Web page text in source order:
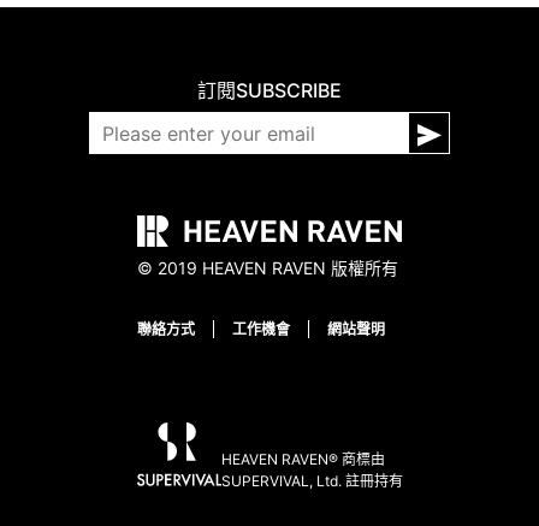
訂閱SUBSCRIBE
© 2019 HEAVEN RAVEN 版權所有
聯絡方式 工作機會 網站聲明
HEAVEN RAVEN® 商標由
SUPERVIVAL, Ltd. 註冊持有